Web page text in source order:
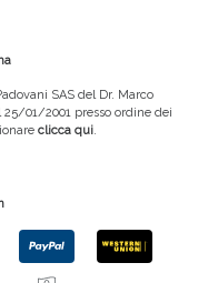
SAS del Dr. Marco
25/01/2001 presso ordine dei
clicca qui.